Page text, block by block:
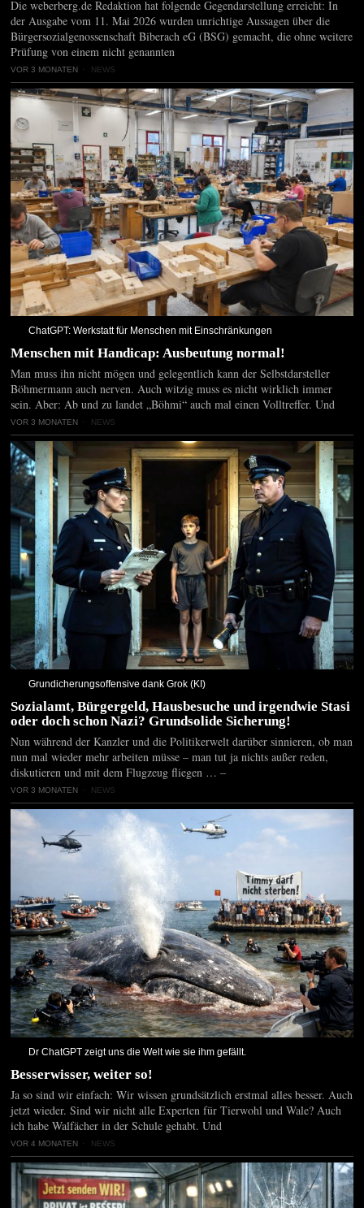
Die weberberg.de Redaktion hat folgende Gegendarstellung erreicht: In
der Ausgabe vom 11. Mai 2026 wurden unrichtige Aussagen über die
Bürgersozialgenossenschaft Biberach eG (BSG) gemacht, die ohne weitere
Prüfung von einem nicht genannten
VOR 3 MONATEN NEWS
ChatGPT: Werkstatt für Menschen mit Einschränkungen
Menschen mit Handicap: Ausbeutung normal!
Man muss ihn nicht mögen und gelegentlich kann der Selbstdarsteller
Böhmermann auch nerven. Auch witzig muss es nicht wirklich immer
sein. Aber: Ab und zu landet „Böhmi“ auch mal einen Volltreffer. Und
VOR 3 MONATEN NEWS
Grundicherungsoffensive dank Grok (KI)
Sozialamt, Bürgergeld, Hausbesuche und irgendwie Stasi
oder doch schon Nazi? Grundsolide Sicherung!
Nun während der Kanzler und die Politikerwelt darüber sinnieren, ob man
nun mal wieder mehr arbeiten müsse – man tut ja nichts außer reden,
diskutieren und mit dem Flugzeug fliegen … –
VOR 3 MONATEN NEWS
Dr ChatGPT zeigt uns die Welt wie sie ihm gefällt.
Besserwisser, weiter so!
Ja so sind wir einfach: Wir wissen grundsätzlich erstmal alles besser. Auch
jetzt wieder. Sind wir nicht alle Experten für Tierwohl und Wale? Auch
ich habe Walfächer in der Schule gehabt. Und
VOR 4 MONATEN NEWS